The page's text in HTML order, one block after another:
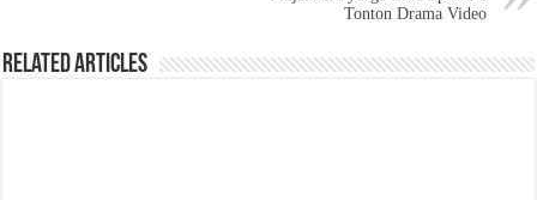
Tonton Drama Video
Related Articles